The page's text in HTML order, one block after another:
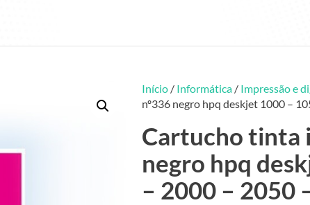
Início / Informática / Impressão e
nº336 negro hpq deskjet 1000 –
Cartucho tinta
negro hpq
– 2000 – 2050